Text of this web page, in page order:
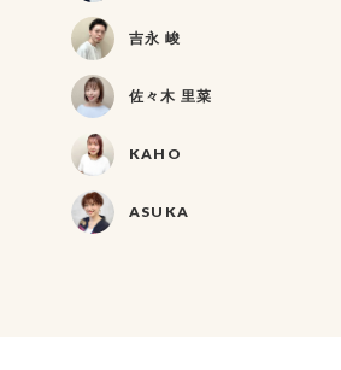
吉永 峻
佐々木 里菜
KAHO
ASUKA